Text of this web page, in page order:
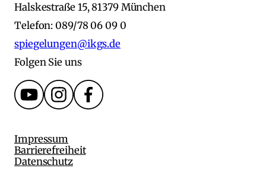
Halskestraße 15, 81379 München
Telefon: 089/78 06 09 0
spiegelungen@ikgs.de
Folgen Sie uns
Impressum
Barrierefreiheit
Datenschutz